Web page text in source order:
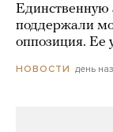
Единственную
поддержали
оппозиция. Ее
НОВОСТИ день